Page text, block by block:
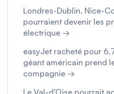
Londres-Dublin, Nice-
pourraient devenir les
électrique →
easyJet racheté pour
géant américain prend
compagnie →
Le Val-d’Oise pourrait